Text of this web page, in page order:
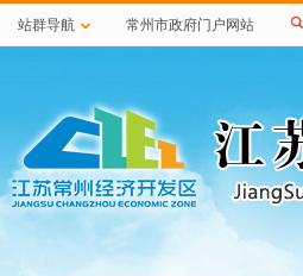
站群导航 常州市政府门户网站